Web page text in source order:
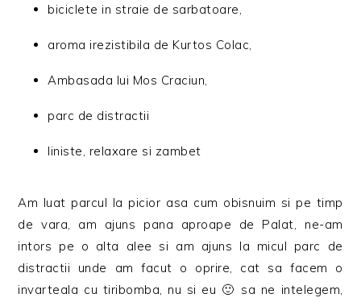
biciclete in straie de sarbatoare,
aroma irezistibila de Kurtos Colac,
Ambasada lui Mos Craciun,
parc de distractii
liniste, relaxare si zambet
Am luat parcul la picior asa cum obisnuim si pe timp
de vara, am ajuns pana aproape de Palat, ne-am
intors pe o alta alee si am ajuns la micul parc de
distractii unde am facut o oprire, cat sa facem o
invarteala cu tiribomba, nu si eu 🙂 sa ne intelegem,